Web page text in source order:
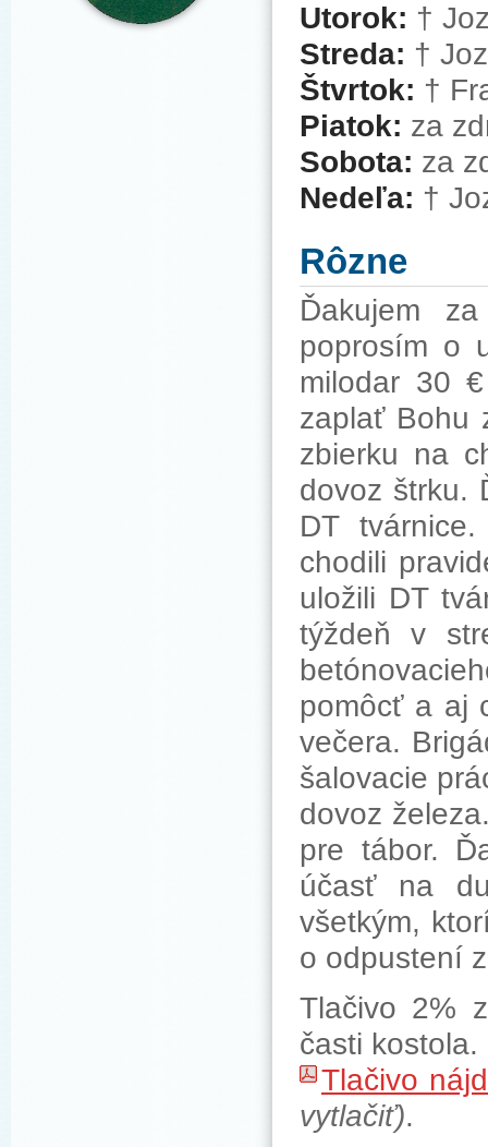
Utorok: †
Streda: †
Štvrtok: †
Piatok: za
Sobota: za
Nedeľa: †
Rôzne
Ďakujem
poprosím o
milodar 30
zaplať Bohu
zbierku na
dovoz štrku.
DT
chodili
uložili DT
týždeň v
pomôcť a aj
večera.
šalovacie
dovoz
pre tábor.
účasť na
všetkým,
o odpustení
Tlačivo 2%
časti
Tlačivo
vytlačiť).